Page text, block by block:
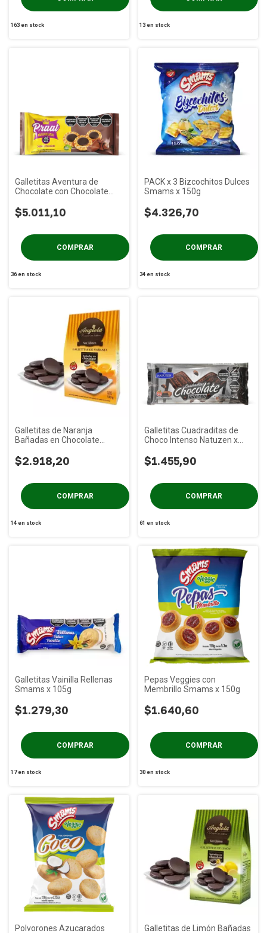
163en stock 13 en stock
Galletitas Aventura de
Chocolate con Chocolate
$5.011,10
36en stock
PACK x 3 Bizcochitos Dulces
Smams x 150g
$4.326,70
34 en stock
Galletitas de Naranja
Bañadas en Chocolate
$2.918,20
14en stock
Galletitas Cuadraditas de
Choco Intenso Natuzen x
$1.455,90
61 en stock
Galletitas Vainilla Rellenas
Smams x 105g
$1.279,30
17en stock
Pepas Veggies con
Membrillo Smams x 150g
$1.640,60
30 en stock
Polvorones Azucarados Galletitas de Limón Bañadas